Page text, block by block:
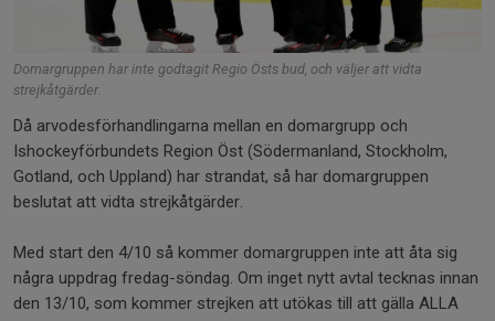
Domargruppen har inte godtagit Regio Östs bud, och väljer att vidta
strejkåtgärder.
Då arvodesförhandlingarna mellan en domargrupp och
Ishockeyförbundets Region Öst (Södermanland, Stockholm,
Gotland, och Uppland) har strandat, så har domargruppen
beslutat att vidta strejkåtgärder.
Med start den 4/10 så kommer domargruppen inte att åta sig
några uppdrag fredag-söndag. Om inget nytt avtal tecknas innan
den 13/10, som kommer strejken att utökas till att gälla ALLA